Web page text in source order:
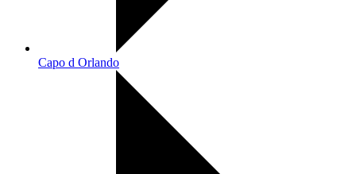
Capo d Orlando